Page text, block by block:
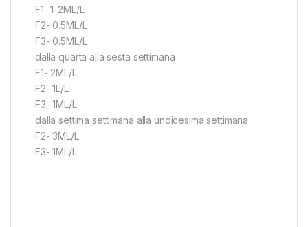
F1- 1-2ML/L
F2- 0.5ML/L
F3- 0.5ML/L
dalla quarta alla sesta settimana
F1- 2ML/L
F2- 1L/L
F3- 1ML/L
dalla settima settimana alla undicesima settimana
F2- 3ML/L
F3- 1ML/L